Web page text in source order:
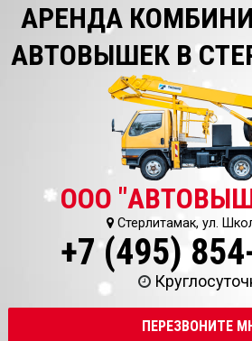
АРЕНДА
АВТОВЫШЕК В
ООО
Стерлитамак, ул.
+7 (495)
ПЕРЕЗВОНИТЕ